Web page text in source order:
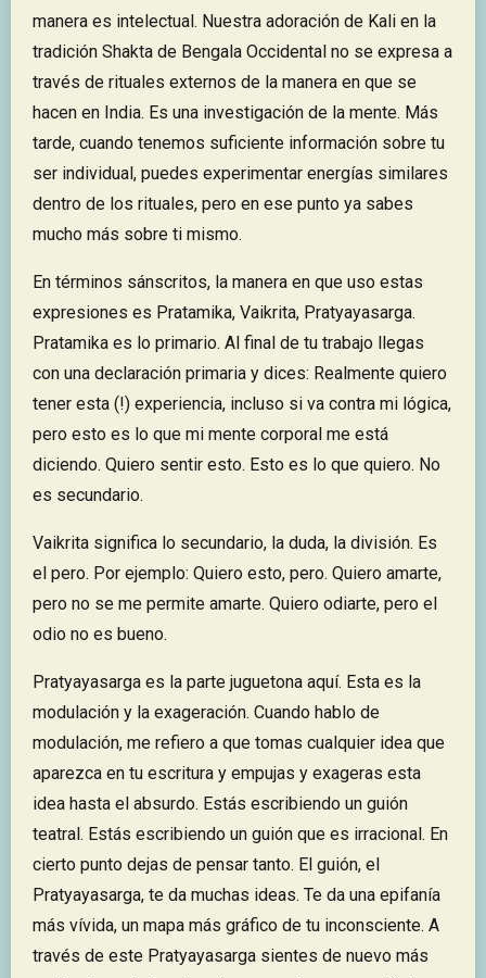
manera es intelectual. Nuestra adoración de Kali en la
tradición Shakta de Bengala Occidental no se expresa a
través de rituales externos de la manera en que se
hacen en India. Es una investigación de la mente. Más
tarde, cuando tenemos suficiente información sobre tu
ser individual, puedes experimentar energías similares
dentro de los rituales, pero en ese punto ya sabes
mucho más sobre ti mismo.
En términos sánscritos, la manera en que uso estas
expresiones es Pratamika, Vaikrita, Pratyayasarga.
Pratamika es lo primario. Al final de tu trabajo llegas
con una declaración primaria y dices: Realmente quiero
tener esta (!) experiencia, incluso si va contra mi lógica,
pero esto es lo que mi mente corporal me está
diciendo. Quiero sentir esto. Esto es lo que quiero. No
es secundario.
Vaikrita significa lo secundario, la duda, la división. Es
el pero. Por ejemplo: Quiero esto, pero. Quiero amarte,
pero no se me permite amarte. Quiero odiarte, pero el
odio no es bueno.
Pratyayasarga es la parte juguetona aquí. Esta es la
modulación y la exageración. Cuando hablo de
modulación, me refiero a que tomas cualquier idea que
aparezca en tu escritura y empujas y exageras esta
idea hasta el absurdo. Estás escribiendo un guión
teatral. Estás escribiendo un guión que es irracional. En
cierto punto dejas de pensar tanto. El guión, el
Pratyayasarga, te da muchas ideas. Te da una epifanía
más vívida, un mapa más gráfico de tu inconsciente. A
través de este Pratyayasarga sientes de nuevo más